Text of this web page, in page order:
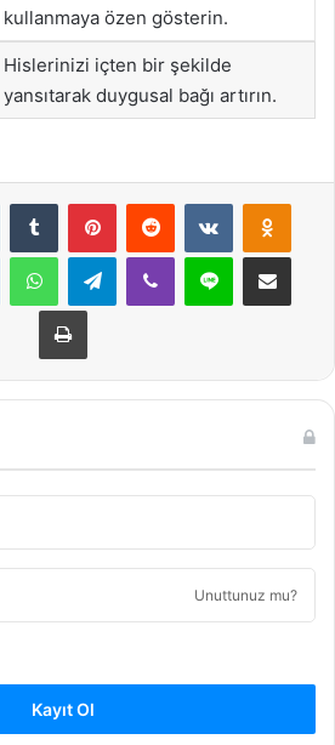
kullanmaya özen gösterin.
Hislerinizi içten bir şekilde
yansıtarak duygusal bağı artırın.
LinkedInTumblr PinterestReddit VKontakte
MessengerWhatsAppTelegramViber Line E-Posta ile
Yazdır
Unuttunuz mu?
Kayıt Ol